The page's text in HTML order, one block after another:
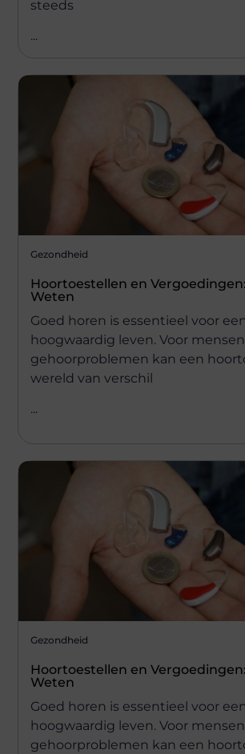
steeds
...
Gezondheid
Hoortoestellen en
Weten
Goed horen is essentieel voor
hoogwaardig leven. Voor
gehoorproblemen kan een
wereld van verschil
...
Gezondheid
Hoortoestellen en
Weten
Goed horen is essentieel voor
hoogwaardig leven. Voor
gehoorproblemen kan een